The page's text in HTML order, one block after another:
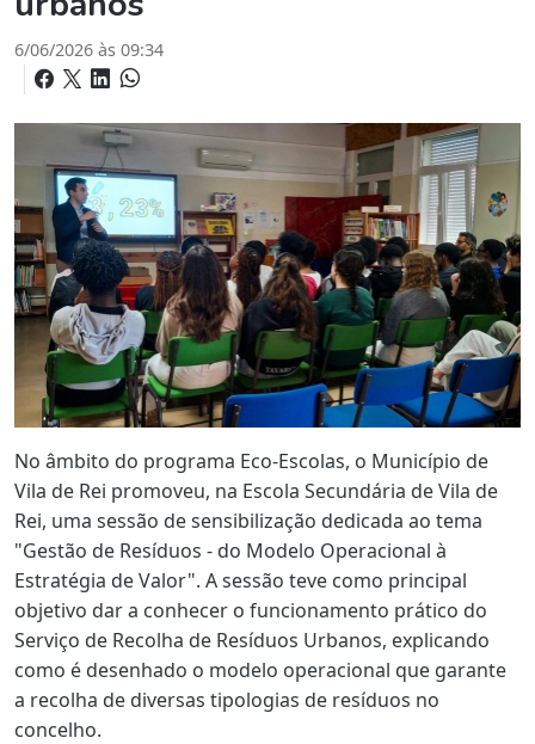
6/06/2026 às 09:34
No âmbito do programa Eco-Escolas, o Município de
Vila de Rei promoveu, na Escola Secundária de Vila de
Rei, uma sessão de sensibilização dedicada ao tema
"Gestão de Resíduos - do Modelo Operacional à
Estratégia de Valor". A sessão teve como principal
objetivo dar a conhecer o funcionamento prático do
Serviço de Recolha de Resíduos Urbanos, explicando
como é desenhado o modelo operacional que garante
a recolha de diversas tipologias de resíduos no
concelho.